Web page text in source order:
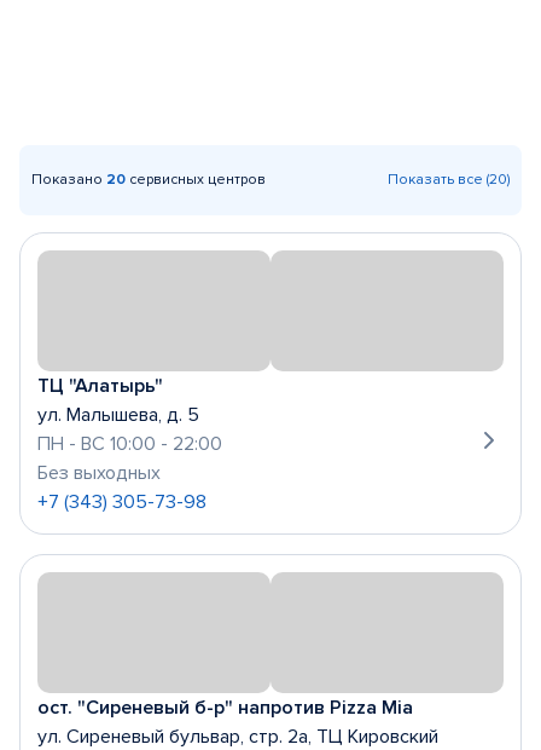
Показано 20 сервисных центров Показать все (20)
ТЦ "Алатырь"
ул. Малышева, д. 5
ПН - ВС 10:00 - 22:00
Без выходных
+7 (343) 305-73-98
ост. "Сиреневый б-р" напротив Pizza Mia
ул. Сиреневый бульвар, стр. 2а, ТЦ Кировский